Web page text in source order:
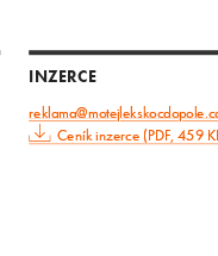
INZERCE
Ceník inzerce (PDF, 459